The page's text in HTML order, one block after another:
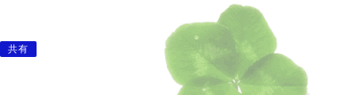
共有